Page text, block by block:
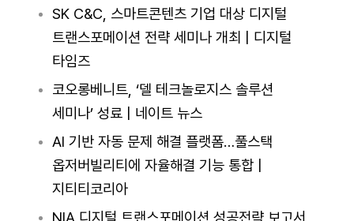
SK C&C, 스마트콘텐츠 기업 대상 디지털
트랜스포메이션 전략 세미나 개최 | 디지털
타임즈
코오롱베니트, ‘델 테크놀로지스 솔루션
세미나’ 성료 | 네이트 뉴스
AI 기반 자동 문제 해결 플랫폼…풀스택
옵저버빌리티에 자율해결 기능 통합 |
지티티코리아